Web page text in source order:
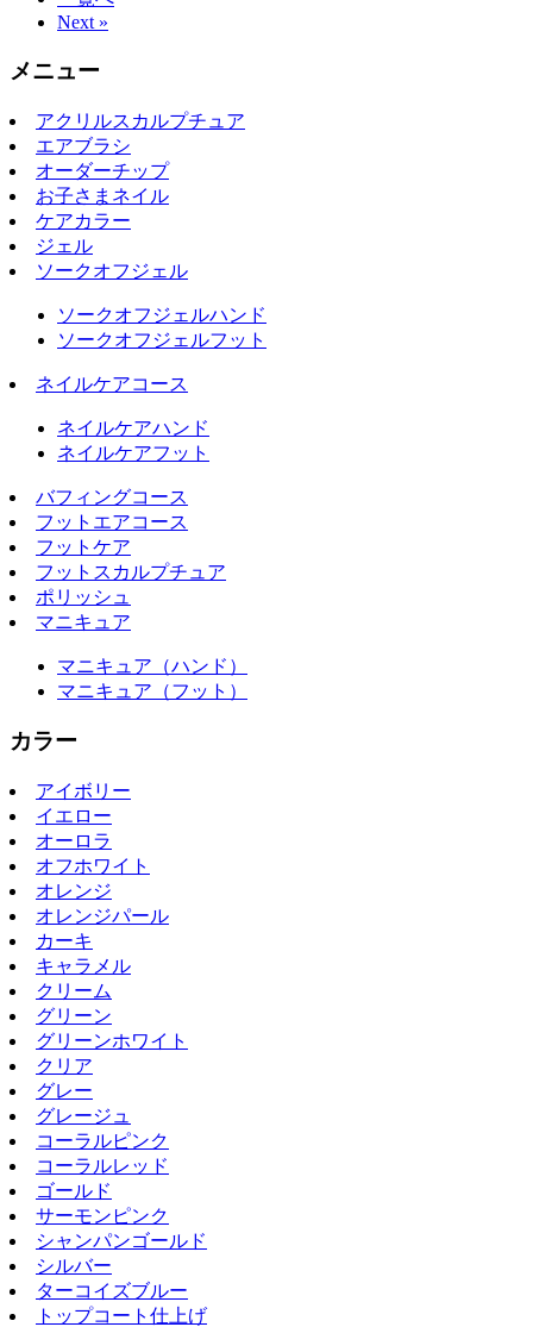
Next »
メニュー
アクリルスカルプチュア
エアブラシ
オーダーチップ
お子さまネイル
ケアカラー
ジェル
ソークオフジェル
ソークオフジェルハンド
ソークオフジェルフット
ネイルケアコース
ネイルケアハンド
ネイルケアフット
バフィングコース
フットエアコース
フットケア
フットスカルプチュア
ポリッシュ
マニキュア
マニキュア（ハンド）
マニキュア（フット）
カラー
アイボリー
イエロー
オーロラ
オフホワイト
オレンジ
オレンジパール
カーキ
キャラメル
クリーム
グリーン
グリーンホワイト
クリア
グレー
グレージュ
コーラルピンク
コーラルレッド
ゴールド
サーモンピンク
シャンパンゴールド
シルバー
ターコイズブルー
トップコート仕上げ